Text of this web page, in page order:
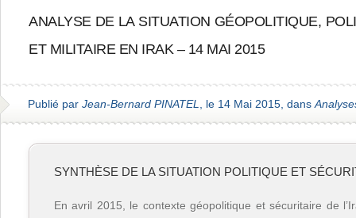
ANALYSE DE LA SITUATION GÉOPOLITIQUE,
ET MILITAIRE EN IRAK – 14 MAI 2015
Publié par Jean-Bernard PINATEL , le 14 Mai 2015, dans
SYNTHÈSE DE LA SITUATION POLITIQUE ET
En avril 2015, le contexte géopolitique et sécuritaire de